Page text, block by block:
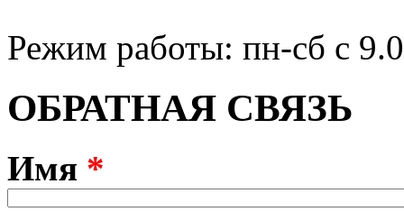
Режим работы: пн-сб с
ОБРАТНАЯ СВЯЗЬ
Имя *